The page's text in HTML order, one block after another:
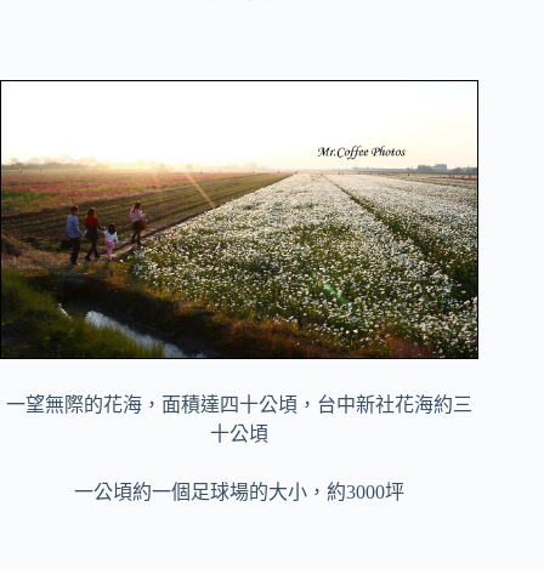
一望無際的花海，面積達四十公頃， 台中新社花海約三
十公頃
一公頃約一個足球場的大小，約3000坪